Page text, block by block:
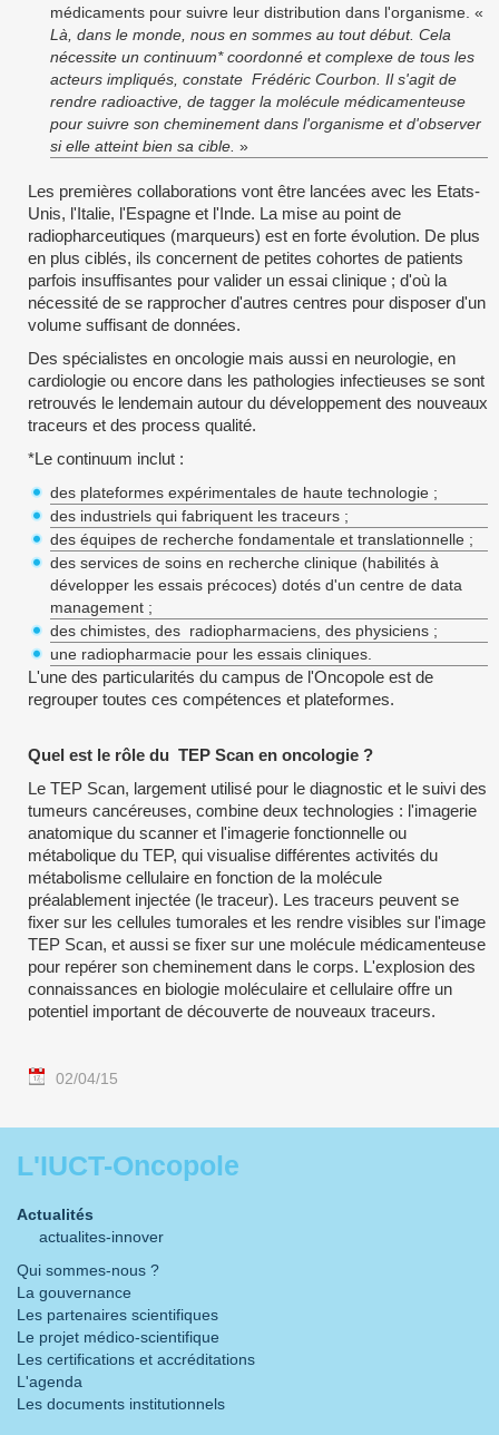
médicaments pour suivre leur distribution dans l'organisme. «
Là, dans le monde, nous en sommes au tout début. Cela
nécessite un continuum* coordonné et complexe de tous les
acteurs impliqués, constate Frédéric Courbon. Il s'agit de
rendre radioactive, de tagger la molécule médicamenteuse
pour suivre son cheminement dans l'organisme et d'observer
si elle atteint bien sa cible. »
Les premières collaborations vont être lancées avec les Etats-
Unis, l'Italie, l'Espagne et l'Inde. La mise au point de
radiopharceutiques (marqueurs) est en forte évolution. De plus
en plus ciblés, ils concernent de petites cohortes de patients
parfois insuffisantes pour valider un essai clinique ; d'où la
nécessité de se rapprocher d'autres centres pour disposer d'un
volume suffisant de données.
Des spécialistes en oncologie mais aussi en neurologie, en
cardiologie ou encore dans les pathologies infectieuses se sont
retrouvés le lendemain autour du développement des nouveaux
traceurs et des process qualité.
*Le continuum inclut :
des plateformes expérimentales de haute technologie ;
des industriels qui fabriquent les traceurs ;
des équipes de recherche fondamentale et translationnelle ;
des services de soins en recherche clinique (habilités à
développer les essais précoces) dotés d'un centre de data
management ;
des chimistes, des radiopharmaciens, des physiciens ;
une radiopharmacie pour les essais cliniques.
L'une des particularités du campus de l'Oncopole est de
regrouper toutes ces compétences et plateformes.
Quel est le rôle du TEP Scan en oncologie ?
Le TEP Scan, largement utilisé pour le diagnostic et le suivi des
tumeurs cancéreuses, combine deux technologies : l'imagerie
anatomique du scanner et l'imagerie fonctionnelle ou
métabolique du TEP, qui visualise différentes activités du
métabolisme cellulaire en fonction de la molécule
préalablement injectée (le traceur). Les traceurs peuvent se
fixer sur les cellules tumorales et les rendre visibles sur l'image
TEP Scan, et aussi se fixer sur une molécule médicamenteuse
pour repérer son cheminement dans le corps. L'explosion des
connaissances en biologie moléculaire et cellulaire offre un
potentiel important de découverte de nouveaux traceurs.
02/04/15
L'IUCT-Oncopole
Actualités
actualites-innover
Qui sommes-nous ?
La gouvernance
Les partenaires scientifiques
Le projet médico-scientifique
Les certifications et accréditations
L'agenda
Les documents institutionnels